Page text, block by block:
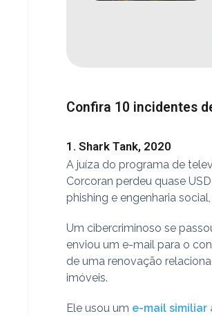
Confira 10 incidentes
1. Shark Tank, 2020
A juíza do programa de
Corcoran perdeu quase
phishing e engenharia
Um cibercriminoso se
enviou um e-mail para o
de uma renovação
imóveis.
Ele usou um e-mail